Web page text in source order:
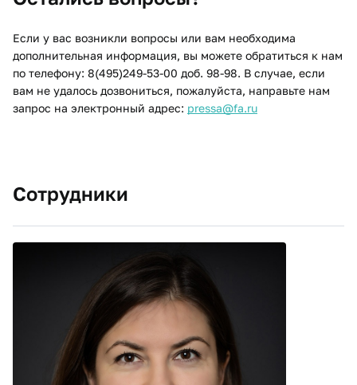
Если у вас возникли вопросы или вам необходима
дополнительная информация, вы можете обратиться к нам
по телефону: 8(495)249-53-00 доб. 98-98. В случае, если
вам не удалось дозвониться, пожалуйста, направьте нам
запрос на электронный адрес: pressa@fa.ru
Сотрудники